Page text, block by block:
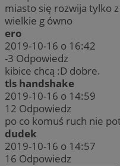
miasto się rozwija tylko
wielkie g ówno
ero
2019-10-16 o 16:42
-3 Odpowiedz
kibice chcą :D dobre.
tls handshake
2019-10-16 o 14:59
12 Odpowiedz
po co komuś ruch nie
dudek
2019-10-16 o 14:57
16 Odpowiedz